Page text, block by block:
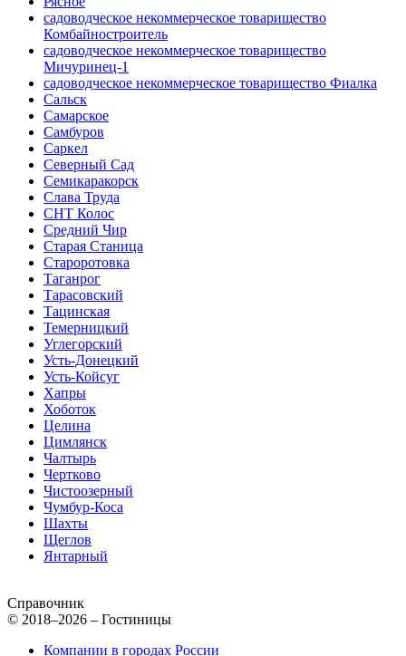
садоводческое некоммерческое товарищество
Комбайностроитель
садоводческое некоммерческое товарищество
Мичуринец-1
садоводческое некоммерческое товарищество Фиалка
Сальск
Самарское
Самбуров
Саркел
Северный Сад
Семикаракорск
Слава Труда
СНТ Колос
Средний Чир
Старая Станица
Староротовка
Таганрог
Тарасовский
Тацинская
Темерницкий
Углегорский
Усть-Донецкий
Усть-Койсуг
Хапры
Хоботок
Целина
Цимлянск
Чалтырь
Чертково
Чистоозерный
Чумбур-Коса
Шахты
Щеглов
Янтарный
Справочник
© 2018–2026 – Гостиницы
Компании в городах России